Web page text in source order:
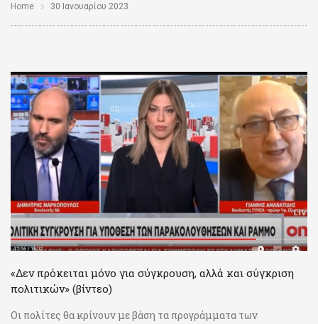
Home 30 Ιανουαρίου 2023
«Δεν πρόκειται μόνο για σύγκρουση, αλλά και σύγκριση
πολιτικών» (βίντεο)
Οι πολίτες θα κρίνουν με βάση τα προγράμματα των